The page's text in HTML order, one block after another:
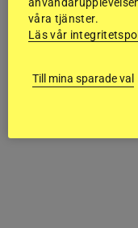
våra tjänster.
Läs vår
Till mina sparade val